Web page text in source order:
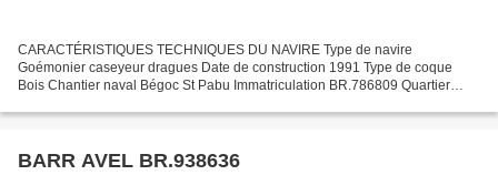
CARACTÉRISTIQUES TECHNIQUES DU NAVIRE Type de navire
Goémonier caseyeur dragues Date de construction 1991 Type de coque
Bois Chantier naval Bégoc St Pabu Immatriculation BR.786809 Quartier
BARR AVEL BR.938636